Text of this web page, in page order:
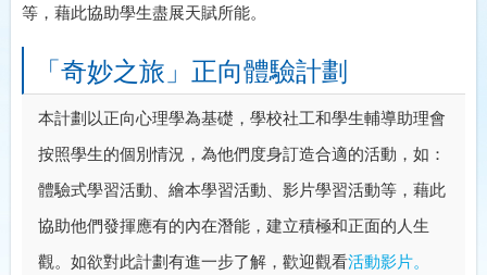
等，藉此協助學生盡展天賦所能。
「奇妙之旅」正向體驗計劃
本計劃以正向心理學為基礎，學校社工和學生輔導助理會
按照學生的個別情況，為他們度身訂造合適的活動，如：
體驗式學習活動、繪本學習活動、影片學習活動等，藉此
協助他們發揮應有的內在潛能，建立積極和正面的人生
觀。如欲對此計劃有進一步了解，歡迎觀看活動影片。